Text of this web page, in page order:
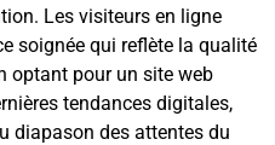
Les visiteurs en ligne
soignée qui reflète la qualité
optant pour un site web
tendances digitales,
diapason des attentes du